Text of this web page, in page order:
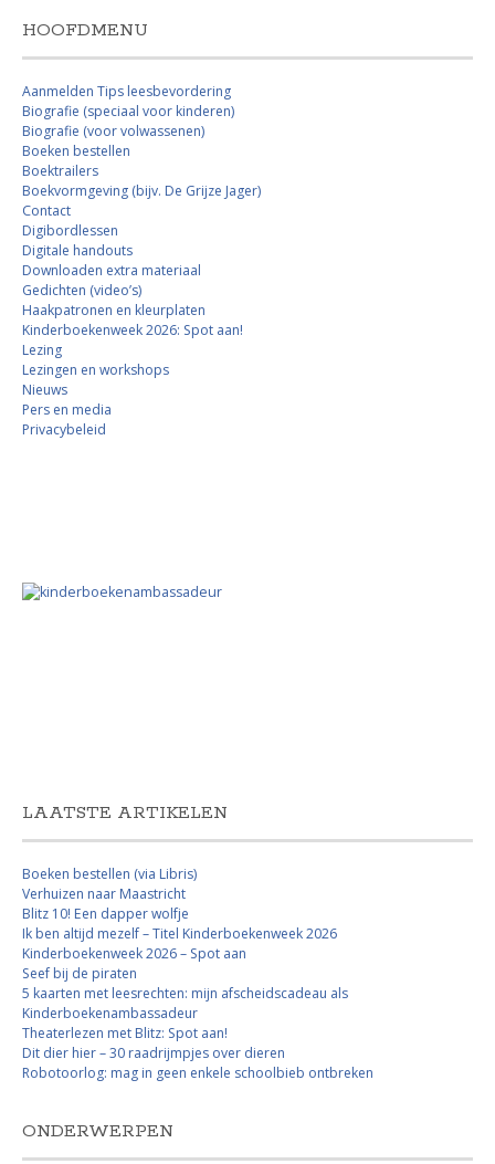
HOOFDMENU
Aanmelden Tips leesbevordering
Biografie (speciaal voor kinderen)
Biografie (voor volwassenen)
Boeken bestellen
Boektrailers
Boekvormgeving (bijv. De Grijze Jager)
Contact
Digibordlessen
Digitale handouts
Downloaden extra materiaal
Gedichten (video’s)
Haakpatronen en kleurplaten
Kinderboekenweek 2026: Spot aan!
Lezing
Lezingen en workshops
Nieuws
Pers en media
Privacybeleid
LAATSTE ARTIKELEN
Boeken bestellen (via Libris)
Verhuizen naar Maastricht
Blitz 10! Een dapper wolfje
Ik ben altijd mezelf – Titel Kinderboekenweek 2026
Kinderboekenweek 2026 – Spot aan
Seef bij de piraten
5 kaarten met leesrechten: mijn afscheidscadeau als
Kinderboekenambassadeur
Theaterlezen met Blitz: Spot aan!
Dit dier hier – 30 raadrijmpjes over dieren
Robotoorlog: mag in geen enkele schoolbieb ontbreken
ONDERWERPEN